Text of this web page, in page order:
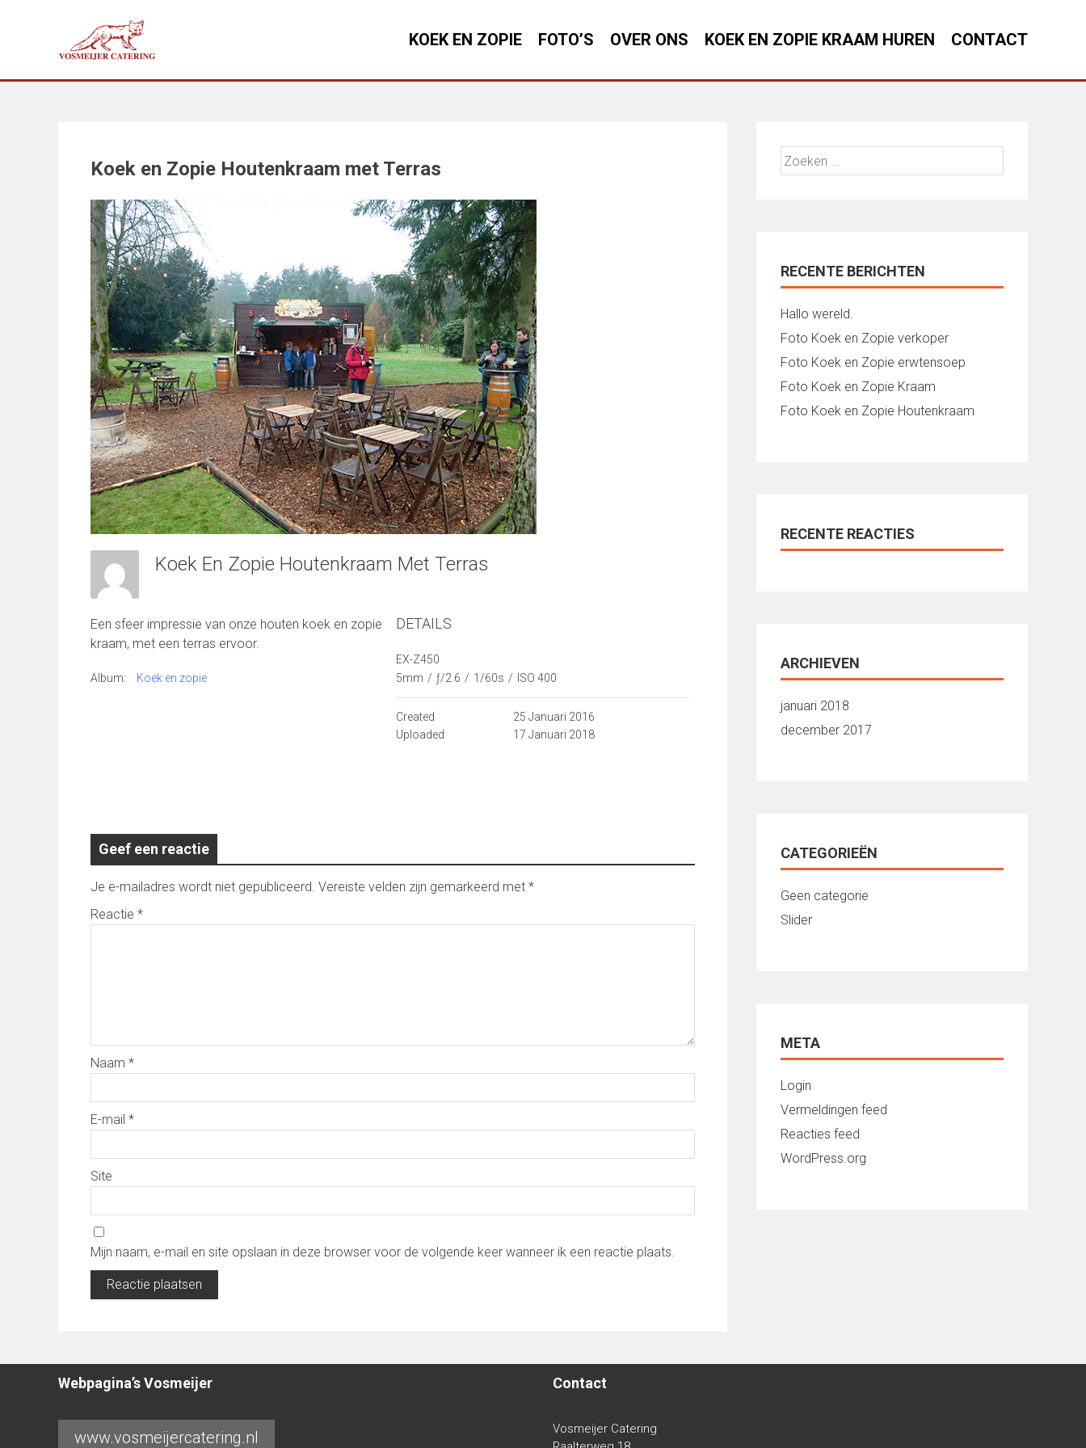
KOEK EN ZOPIE FOTO’S OVER ONS KOEK EN ZOPIE KRAAM HUREN CONTACT
Koek en Zopie Houtenkraam met Terras
Koek En Zopie Houtenkraam Met Terras
Een sfeer impressie van onze houten koek en zopie
kraam, met een terras ervoor.
Album: Koek en zopie
DETAILS
EX-Z450
5mm / ƒ/2.6 / 1/60s / ISO 400
Created
25 Januari 2016
Uploaded
17 Januari 2018
Geef een reactie
Je e-mailadres wordt niet gepubliceerd. Vereiste velden zijn gemarkeerd met *
Reactie *
Naam *
E-mail *
Site
Mijn naam, e-mail en site opslaan in deze browser voor de volgende keer wanneer ik een reactie plaats.
Zoeken
naar:
RECENTE BERICHTEN
Hallo wereld.
Foto Koek en Zopie verkoper
Foto Koek en Zopie erwtensoep
Foto Koek en Zopie Kraam
Foto Koek en Zopie Houtenkraam
RECENTE REACTIES
ARCHIEVEN
januari 2018
december 2017
CATEGORIEËN
Geen categorie
Slider
META
Login
Vermeldingen feed
Reacties feed
WordPress.org
Webpagina’s Vosmeijer
www.vosmeijercatering.nl
Contact
Vosmeijer Catering